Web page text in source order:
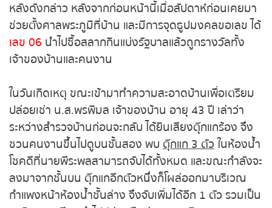
หวยหุ้นฮั่งเส็ง บ่าย
หวยหุ้นจีน เช้า
หวยหุ้นไต้หวัน
หวยหุ้นสิงคโปร์
หวยหุ้นอิยิป
นายพีระพลมาช่วยครอบครัวรับจ้างทำความสะอาด
บ้านหลังดังกล่าว หลังจากก่อนหน้านี้เมื่อสัปดาห์ก่อน
เคยมาช่วยตั้งศาลพระภูมิที่บ้าน และมีการจุดธูปมงคล
ขอเลข ได้ เลข 06นำไปซื้อสลากกินแบ่งรัฐบาลแล้วถูก
รางวัลทั้งเจ้าของบ้านและคนงาน
ในวันเกิดเหตุ ขณะเข้ามาทำความสะอาดบ้านเพื่อ
เตรียมปล่อยเช่า น.ส.พรพิมล เจ้าของบ้าน อายุ 43 ปี
เล่าว่าระหว่างสำรวจบ้านก่อนจะกลับ ได้ยินเสียงตุ๊กแก
ร้อง จึงชวนคนงานขึ้นไปดูบนชั้นสอง พบตุ๊กแก 3 ตัว
ในห้องน้ำ โชคดีที่นายพีระพลสามารถจับได้ทั้งหมด และ
ขณะกำลังจะลงมาจากชั้นบน ตุ๊กแกอีกตัวหนึ่งก็โผล่